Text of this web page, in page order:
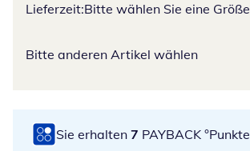
Lieferzeit:Bitte wählen Sie eine Größe
Bitte anderen Artikel wählen
Sie erhalten 7 PAYBACK °Punkte